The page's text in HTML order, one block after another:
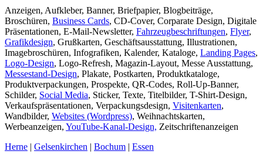
Anzeigen, Aufkleber, Banner, Briefpapier, Blogbeiträge,
Broschüren, Business Cards, CD-Cover, Corparate Design, Digitale
Präsentationen, E-Mail-Newsletter, Fahrzeugbeschriftungen, Flyer,
Grafikdesign, Grußkarten, Geschäftsausstattung, Illustrationen,
Imagebroschüren, Infografiken, Kalender, Kataloge, Landing Pages,
Logo-Design, Logo-Refresh, Magazin-Layout, Messe Ausstattung,
Messestand-Design, Plakate, Postkarten, Produktkataloge,
Produktverpackungen, Prospekte, QR-Codes, Roll-Up-Banner,
Schilder, Social Media, Sticker, Texte, Titelbilder, T-Shirt-Design,
Verkaufspräsentationen, Verpackungsdesign, Visitenkarten,
Wandbilder, Websites (Wordpress), Weihnachtskarten,
Werbeanzeigen, YouTube-Kanal-Design, Zeitschriftenanzeigen
Herne | Gelsenkirchen | Bochum | Essen